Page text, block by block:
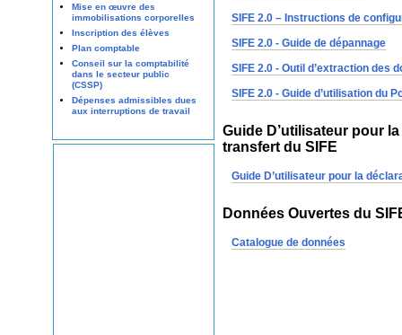
Mise en œuvre des
immobilisations corporelles
Inscription des élèves
Plan comptable
Conseil sur la comptabilité
dans le secteur public
(CSSP)
Dépenses admissibles dues
aux interruptions de travail
SIFE 2.0 – Instructions de
SIFE 2.0 - Guide de dépannage
SIFE 2.0 - Outil d’extraction des
SIFE 2.0 - Guide d’utilisation du
Guide D’utilisateur pour
transfert du SIFE
Guide D’utilisateur pour la
Données Ouvertes du
Catalogue de données